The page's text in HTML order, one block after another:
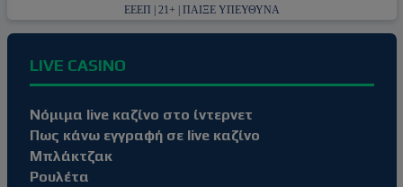
ΕΕΕΠ | 21+ | ΠΑΙΞΕ ΥΠΕΥΘΥΝΑ
LIVE CASINO
Νόμιμα live καζίνο στο ίντερνετ
Πως κάνω εγγραφή σε live καζίνο
Μπλάκτζακ
Ρουλέτα